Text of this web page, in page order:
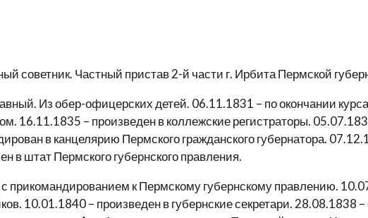
советник. Частный пристав 2-й части г. Ирбита Пермской
Из обер-офицерских детей. 06.11.1831 – по окончании
16.11.1835 – произведен в коллежские регистраторы.
в канцелярию Пермского гражданского губернатора.
в штат Пермского губернского правления.
прикомандированием к Пермскому губернскому правлению.
10.01.1840 – произведен в губернские секретари.